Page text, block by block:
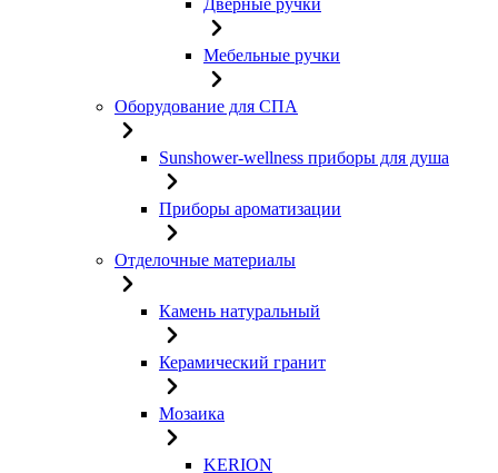
Дверные ручки
Мебельные ручки
Оборудование для СПА
Sunshower-wellness приборы для душа
Приборы ароматизации
Отделочные материалы
Камень натуральный
Керамический гранит
Мозаика
KERION